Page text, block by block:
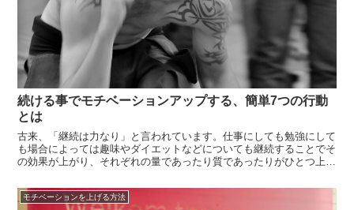
続ける事でモチベーションアップする、簡単7つの行動
とは
古来、「継続は力なり」と言われています。仕事にしても勉強にして
も場合によっては趣味やダイエットなどについても継続することでそ
の効果が上がり、それぞれの量であったり質であったりがひとつ上の
ションを高いところで維持し続ける必要があります。ひとつのものご
とを継続し...
モチベーションを上げる方法